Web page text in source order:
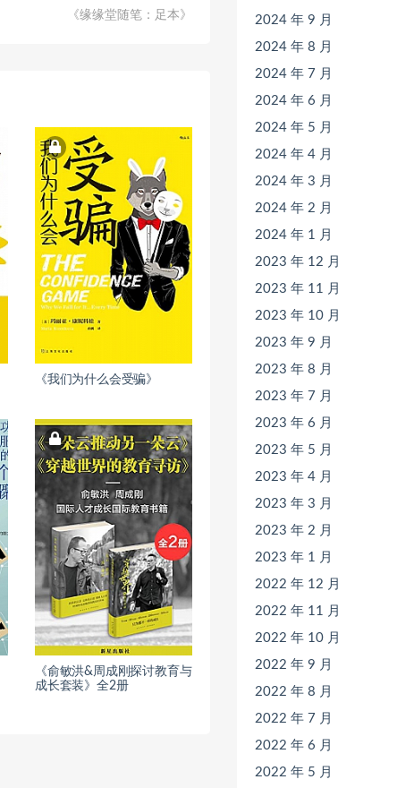
《缘缘堂随笔：足本》
《我们为什么会受骗》
《俞敏洪&周成刚探讨教育与
成长套装》全2册
2024 年 9 月
2024 年 8 月
2024 年 7 月
2024 年 6 月
2024 年 5 月
2024 年 4 月
2024 年 3 月
2024 年 2 月
2024 年 1 月
2023 年 12 月
2023 年 11 月
2023 年 10 月
2023 年 9 月
2023 年 8 月
2023 年 7 月
2023 年 6 月
2023 年 5 月
2023 年 4 月
2023 年 3 月
2023 年 2 月
2023 年 1 月
2022 年 12 月
2022 年 11 月
2022 年 10 月
2022 年 9 月
2022 年 8 月
2022 年 7 月
2022 年 6 月
2022 年 5 月